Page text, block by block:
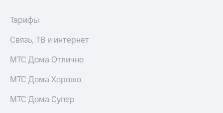
акционера
капитал
и
Рынок
акций
Тарифы
Связь, ТВ и интернет
МТС Дома Отлично
МТС Дома Хорошо
МТС Дома Супер